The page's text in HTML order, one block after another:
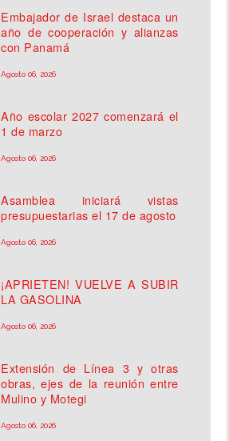
Embajador de Israel destaca un
año de cooperación y alianzas
con Panamá
Agosto 06, 2026
Año escolar 2027 comenzará el
1 de marzo
Agosto 06, 2026
Asamblea iniciará vistas
presupuestarias el 17 de agosto
Agosto 06, 2026
¡APRIETEN! VUELVE A SUBIR
LA GASOLINA
Agosto 06, 2026
Extensión de Línea 3 y otras
obras, ejes de la reunión entre
Mulino y Motegi
Agosto 06, 2026